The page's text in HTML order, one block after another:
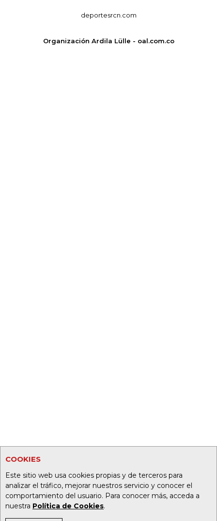
COOKIES
Este sitio web usa cookies propias y de terceros para
analizar el tráfico, mejorar nuestros servicio y conocer el
comportamiento del usuario. Para conocer más, acceda a
nuestra Política de Cookies.
deportesrcn.com
Organización Ardila Lülle - oal.com.co